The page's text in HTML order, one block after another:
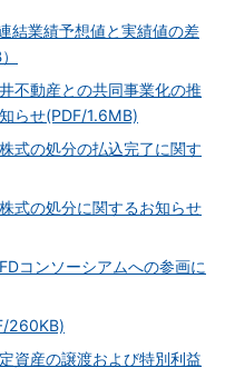
結業績予想値と実績値の差
不動産との共同事業化の推
らせ(PDF/1.6MB)
式の処分の払込完了に関す
式の処分に関するお知らせ
コンソーシアムへの参画に
260KB)
資産の譲渡および特別利益